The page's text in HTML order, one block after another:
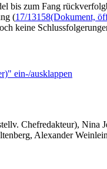
bis zum Fang
(17/13158(Dokument,
keine
ein-/ausklappen
Chefredakteur), Nina
Alexander Weinlein